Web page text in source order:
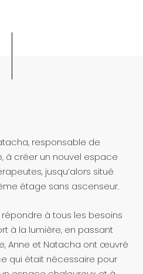
responsable de
à créer un nouvel espace
jusqu’alors situé
étage sans ascenseur.
à tous les besoins
à la lumière, en passant
Anne et Natacha ont œuvré
qui était nécessaire pour